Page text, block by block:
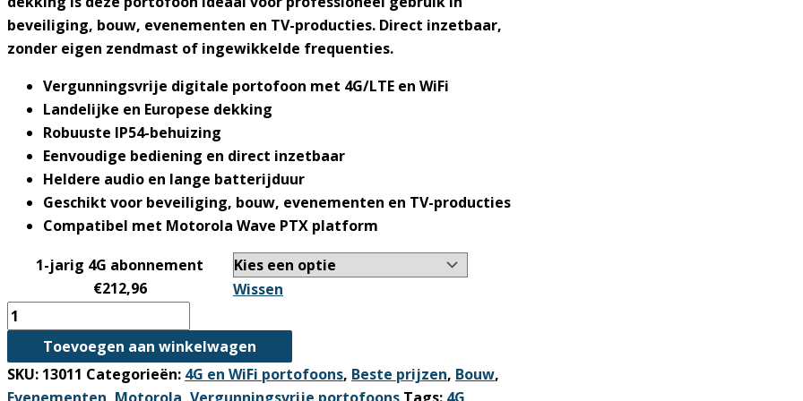
beveiliging, bouw, evenementen en TV-producties. Direct inzetbaar,
zonder eigen zendmast of ingewikkelde frequenties.
Vergunningsvrije digitale portofoon met 4G/LTE en WiFi
Landelijke en Europese dekking
Robuuste IP54-behuizing
Eenvoudige bediening en direct inzetbaar
Heldere audio en lange batterijduur
Geschikt voor beveiliging, bouw, evenementen en TV-producties
Compatibel met Motorola Wave PTX platform
1-jarig 4G abonnement
€212,96
Wissen
Motorola
TLK100
4G/LTE
Portofoon
Toevoegen aan winkelwagen
SKU: 13011 Categorieën: 4G en WiFi portofoons, Beste prijzen, Bouw,